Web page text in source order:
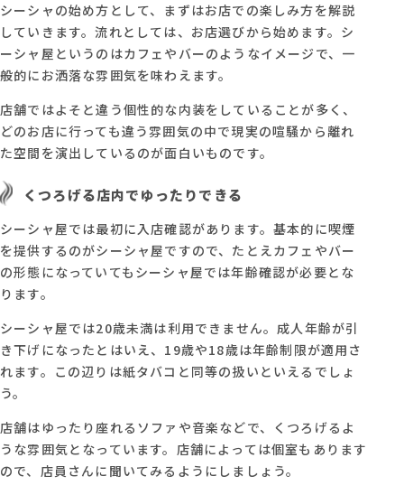
シーシャの始め方として、まずはお店での楽しみ方を解説
していきます。流れとしては、お店選びから始めます。シ
ーシャ屋というのはカフェやバーのようなイメージで、一
般的にお洒落な雰囲気を味わえます。
店舗ではよそと違う個性的な内装をしていることが多く、
どのお店に行っても違う雰囲気の中で現実の喧騒から離れ
た空間を演出しているのが面白いものです。
くつろげる店内でゆったりできる
シーシャ屋では最初に入店確認があります。基本的に喫煙
を提供するのがシーシャ屋ですので、たとえカフェやバー
の形態になっていてもシーシャ屋では年齢確認が必要とな
ります。
シーシャ屋では20歳未満は利用できません。成人年齢が引
き下げになったとはいえ、19歳や18歳は年齢制限が適用さ
れます。この辺りは紙タバコと同等の扱いといえるでしょ
う。
店舗はゆったり座れるソファや音楽などで、くつろげるよ
うな雰囲気となっています。店舗によっては個室もあります
ので、店員さんに聞いてみるようにしましょう。